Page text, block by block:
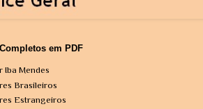
em PDF
Iba Mendes
Brasileiros
Estrangeiros